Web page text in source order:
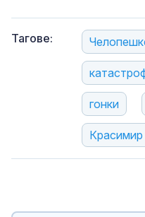
Тагове:
гонки
Красимир